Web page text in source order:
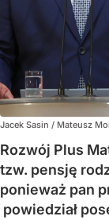
Jacek Sasin / Mateusz
Rozwój Plus
tzw. pensję
ponieważ pan
powiedział